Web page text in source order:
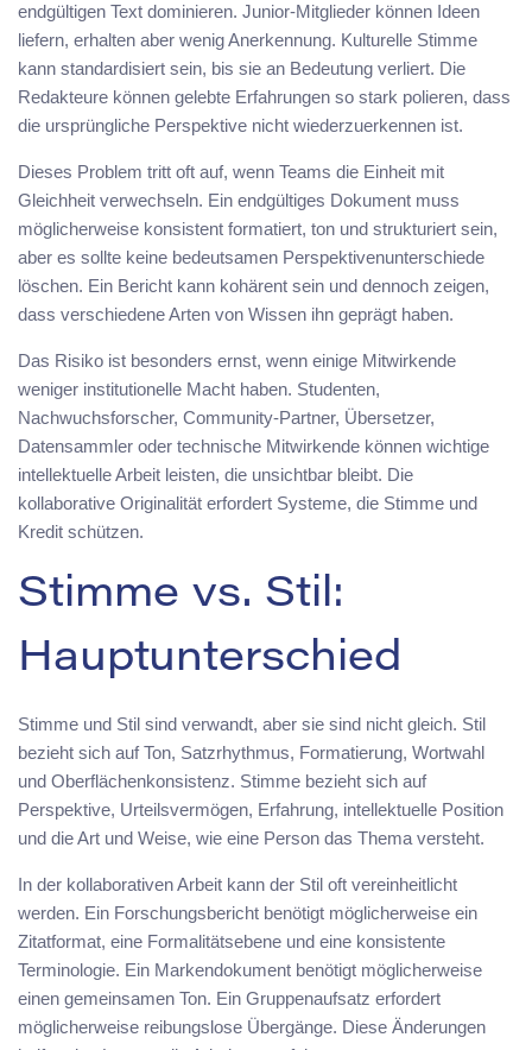
endgültigen Text dominieren. Junior-Mitglieder können Ideen
liefern, erhalten aber wenig Anerkennung. Kulturelle Stimme
kann standardisiert sein, bis sie an Bedeutung verliert. Die
Redakteure können gelebte Erfahrungen so stark polieren, dass
die ursprüngliche Perspektive nicht wiederzuerkennen ist.
Dieses Problem tritt oft auf, wenn Teams die Einheit mit
Gleichheit verwechseln. Ein endgültiges Dokument muss
möglicherweise konsistent formatiert, ton und strukturiert sein,
aber es sollte keine bedeutsamen Perspektivenunterschiede
löschen. Ein Bericht kann kohärent sein und dennoch zeigen,
dass verschiedene Arten von Wissen ihn geprägt haben.
Das Risiko ist besonders ernst, wenn einige Mitwirkende
weniger institutionelle Macht haben. Studenten,
Nachwuchsforscher, Community-Partner, Übersetzer,
Datensammler oder technische Mitwirkende können wichtige
intellektuelle Arbeit leisten, die unsichtbar bleibt. Die
kollaborative Originalität erfordert Systeme, die Stimme und
Kredit schützen.
Stimme vs. Stil:
Hauptunterschied
Stimme und Stil sind verwandt, aber sie sind nicht gleich. Stil
bezieht sich auf Ton, Satzrhythmus, Formatierung, Wortwahl
und Oberflächenkonsistenz. Stimme bezieht sich auf
Perspektive, Urteilsvermögen, Erfahrung, intellektuelle Position
und die Art und Weise, wie eine Person das Thema versteht.
In der kollaborativen Arbeit kann der Stil oft vereinheitlicht
werden. Ein Forschungsbericht benötigt möglicherweise ein
Zitatformat, eine Formalitätsebene und eine konsistente
Terminologie. Ein Markendokument benötigt möglicherweise
einen gemeinsamen Ton. Ein Gruppenaufsatz erfordert
möglicherweise reibungslose Übergänge. Diese Änderungen